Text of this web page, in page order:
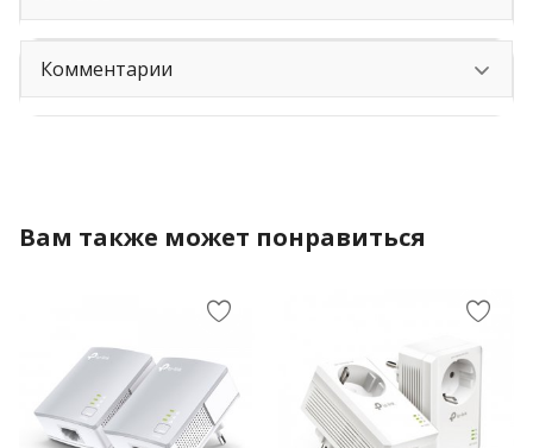
Комментарии
Вам также может понравиться